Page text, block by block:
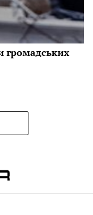
громадських